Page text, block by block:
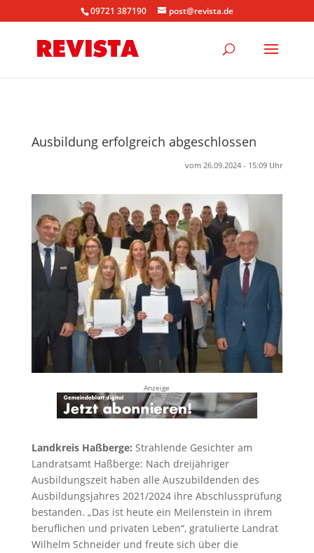
09721 387190 post@revista.de
Ausbildung erfolgreich abgeschlossen
vom 26.09.2024 - 15:09 Uhr
Anzeige
Landkreis Haßberge: Strahlende Gesichter am
Landratsamt Haßberge: Nach dreijähriger
Ausbildungszeit haben alle Auszubildenden des
Ausbildungsjahres 2021/2024 ihre Abschlussprüfung
bestanden. „Das ist heute ein Meilenstein in ihrem
beruflichen und privaten Leben“, gratulierte Landrat
Wilhelm Schneider und freute sich über die